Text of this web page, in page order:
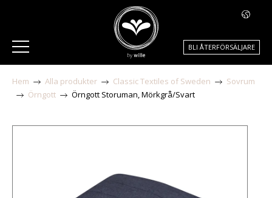
BLI ÅTERFÖRSÄLJARE
Hem Alla produkter Classic Textiles of Sweden
Sovrum
Örngott
Örngott Storuman, Mörkgrå/Svart